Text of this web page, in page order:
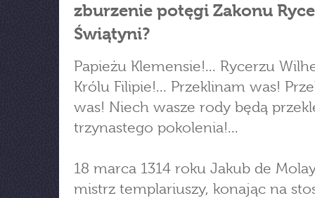
zburzenie potęgi Zakonu
Świątyni?
Papieżu Klemensie!... Rycerzu
Królu Filipie!... Przeklinam was!
was! Niech wasze rody będą
trzynastego pokolenia!...
18 marca 1314 roku Jakub de
mistrz templariuszy, konając na